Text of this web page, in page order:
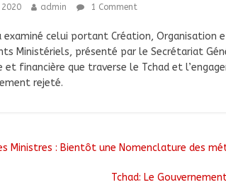
admin 1 Comment
examiné celui portant Création,
Ministériels, présenté par le Secrétariat
et financière que traverse le Tchad et
rejeté.
Ministres : Bientôt une Nomenclature des
Tchad: Le